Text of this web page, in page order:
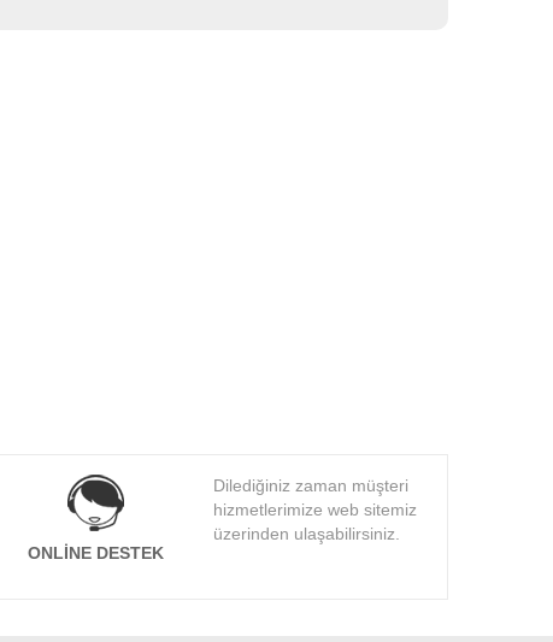
ONLINE DESTEK
Dilediğiniz zaman müşteri
hizmetlerimize web sitemiz
üzerinden ulaşabilirsiniz.